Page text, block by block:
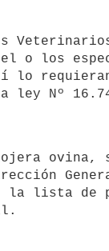
o los
lo
la lista de